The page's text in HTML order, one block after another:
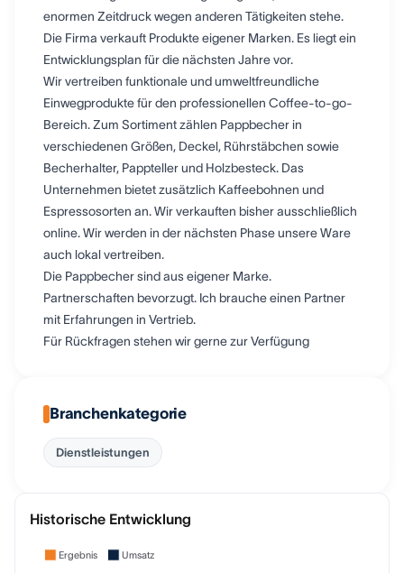
enormen Zeitdruck wegen anderen Tätigkeiten stehe.
Die Firma verkauft Produkte eigener Marken. Es liegt ein
Entwicklungsplan für die nächsten Jahre vor.
Wir vertreiben funktionale und umweltfreundliche
Einwegprodukte für den professionellen Coffee-to-go-
Bereich. Zum Sortiment zählen Pappbecher in
verschiedenen Größen, Deckel, Rührstäbchen sowie
Becherhalter, Pappteller und Holzbesteck. Das
Unternehmen bietet zusätzlich Kaffeebohnen und
Espressosorten an. Wir verkauften bisher ausschließlich
online. Wir werden in der nächsten Phase unsere Ware
auch lokal vertreiben.
Die Pappbecher sind aus eigener Marke.
Partnerschaften bevorzugt. Ich brauche einen Partner
mit Erfahrungen in Vertrieb.
Für Rückfragen stehen wir gerne zur Verfügung
Branchenkategorie
Dienstleistungen
Historische Entwicklung
Ergebnis Umsatz